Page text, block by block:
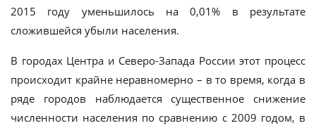
2015 году уменьшилось на 0,01% в результате
сложившейся убыли населения.
В городах Центра и Северо-Запада России этот процесс
происходит крайне неравномерно – в то время, когда в
ряде городов наблюдается существенное снижение
численности населения по сравнению с 2009 годом, в